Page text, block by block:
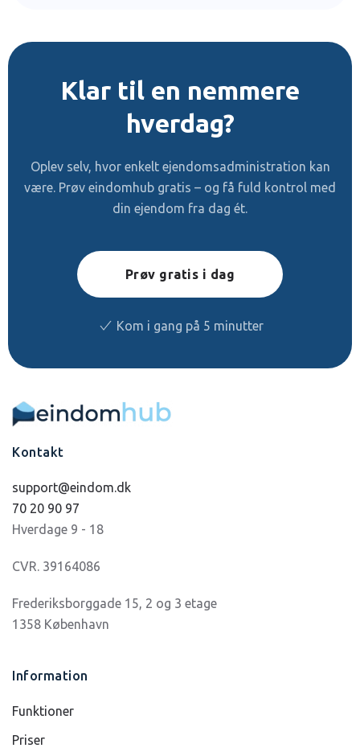
Klar til en nemmere
hverdag?
Oplev selv, hvor enkelt ejendomsadministration kan
være. Prøv eindomhub gratis – og få fuld kontrol med
din ejendom fra dag ét.
Prøv gratis i dag
Kom i gang på 5 minutter
Kontakt
support@eindom.dk
70 20 90 97
Hverdage 9 - 18
CVR. 39164086
Frederiksborggade 15, 2 og 3 etage
1358 København
Information
Funktioner
Priser